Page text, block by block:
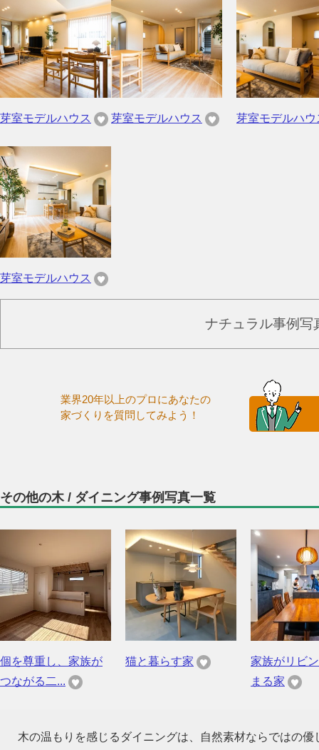
芽室モデルハウス 芽室モデルハウス 芽室モデルハウ
芽室モデルハウス
ナチュラル事例写
業界20年以上のプロにあなたの
家づくりを質問してみよう！
その他の木 / ダイニング事例写真一覧
個を尊重し、家族が
つながる二...
猫と暮らす家
家族がリビ
まる家
木の温もりを感じるダイニングは、自然素材ならではの